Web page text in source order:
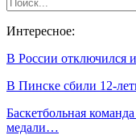
Интересное:
В России отключился
В Пинске сбили 12-
Баскетбольная
медали…